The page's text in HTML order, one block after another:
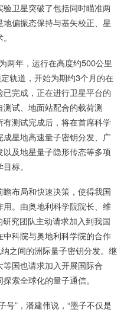
卫星突破了包括同时瞄准两
偏振态保持与基矢校正、星
两年，运行在高度约500公里
轨道，开始为期约3个月的在
完成，正在进行卫星平台的
试、地面站配合的载荷测
测试完成后，将在首席科学
星地高速量子密钥分发、广
及地星量子隐形传态等多项
标。
布局和快速决策，使得我国
。由奥地利科学院院长、维
究团队主动请求加入到我国
科院与奥地利科学院的合作
之间的洲际量子密钥分发。继
国也请求加入开展国际合
索全球化的量子通信。
号”，潘建伟说，“墨子不仅是